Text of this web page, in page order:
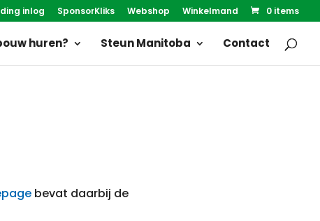
inlog SponsorKliks Webshop Winkelmand 0 items
huren? Steun Manitoba Contact
bevat daarbij de